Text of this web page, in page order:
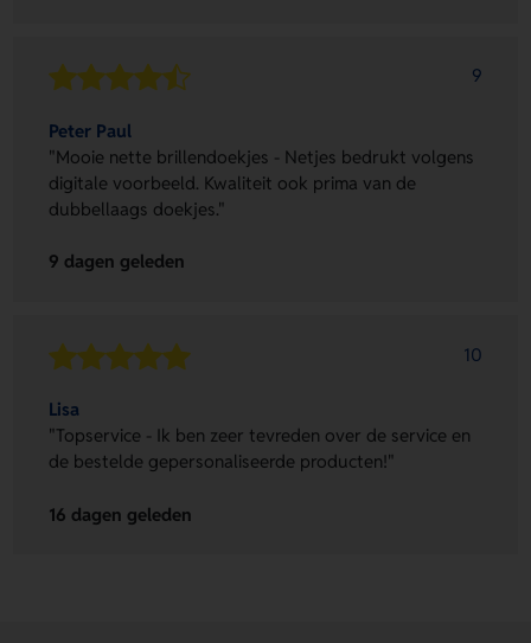
9
Peter Paul
"Mooie nette brillendoekjes - Netjes bedrukt volgens
digitale voorbeeld. Kwaliteit ook prima van de
dubbellaags doekjes."
9 dagen geleden
10
Lisa
"Topservice - Ik ben zeer tevreden over de service en
de bestelde gepersonaliseerde producten!"
16 dagen geleden